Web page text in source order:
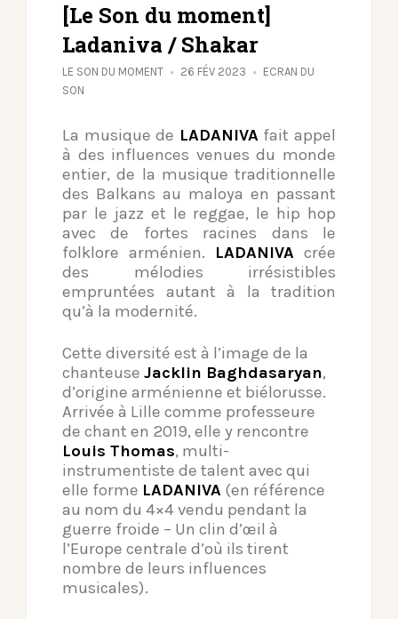
[Le Son du moment]
Ladaniva / Shakar
LE SON DU MOMENT 26 FÉV 2023
ECRAN DU
SON
La musique de LADANIVAfait appel
à des influences venues du monde
entier, de la musique traditionnelle
des Balkans au maloya en passant
par le jazz et le reggae, le hip hop
avec de fortes racines dans le
folklore arménien. LADANIVA crée
des mélodies irrésistibles
empruntées autant à la tradition
qu’à la modernité.
Cette diversité est à l’image de la
chanteuse Jacklin Baghdasaryan,
d’origine arménienne et biélorusse.
Arrivée à Lille comme professeure
de chant en 2019, elle y rencontre
Louis Thomas, multi-
instrumentiste de talent avec qui
elle forme LADANIVA (en référence
au nom du 4×4 vendu pendant la
guerre froide – Un clin d’œil à
l’Europe centrale d’où ils tirent
nombre de leurs influences
musicales).